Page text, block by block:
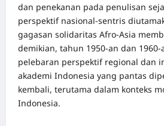
dan penekanan pada penulisan
perspektif nasional-sentris
gagasan solidaritas Afro-Asia
demikian, tahun 1950-an dan
pelebaran perspektif regional dan
akademi Indonesia yang pantas
kembali, terutama dalam konteks
Indonesia.